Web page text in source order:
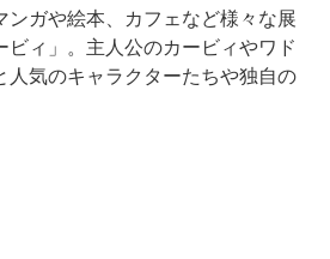
ガや絵本、カフェなど様々な展
ビィ」。主人公のカービィやワド
人気のキャラクターたちや独自の